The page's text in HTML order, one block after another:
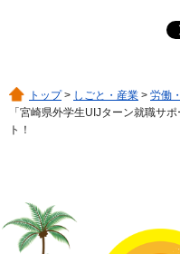
トップ> しごと・産業 > 労働
「宮崎県外学生UIJターン就職サ
ト！